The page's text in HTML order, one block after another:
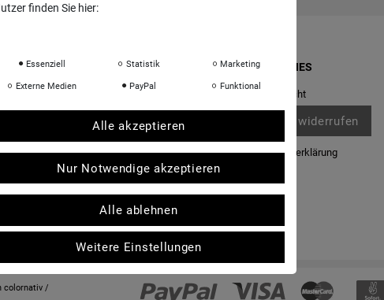
& ANMELDUNG
/Kasse
RECHTLICHES
Widerrufs­recht
Vertrag widerrufen
Daten­schutz­erklärung
Impressum
colornativ /
finden Sie hier:
Essenziell Statistik Marketing
Externe Medien PayPal Funktional
Alle akzeptieren
Nur Notwendige akzeptieren
Alle ablehnen
Weitere Einstellungen